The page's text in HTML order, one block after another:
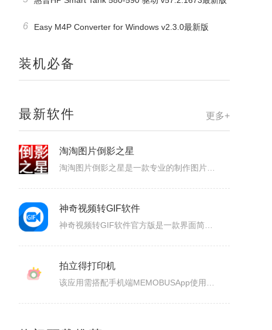
6 Easy M4P Converter for Windows v2.3.0最新版
装机必备
更多+
最新软件
淘淘图片倒影之星
神奇视频转GIF软件
拍立得打印机